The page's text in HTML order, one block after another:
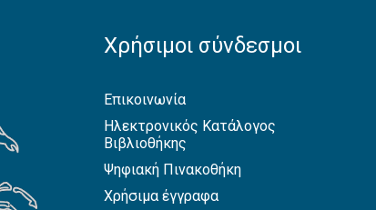
Χρήσιμοι σύνδεσμοι
Επικοινωνία
Ηλεκτρονικός Κατάλογος
Βιβλιοθήκης
Ψηφιακή Πινακοθήκη
Χρήσιμα έγγραφα